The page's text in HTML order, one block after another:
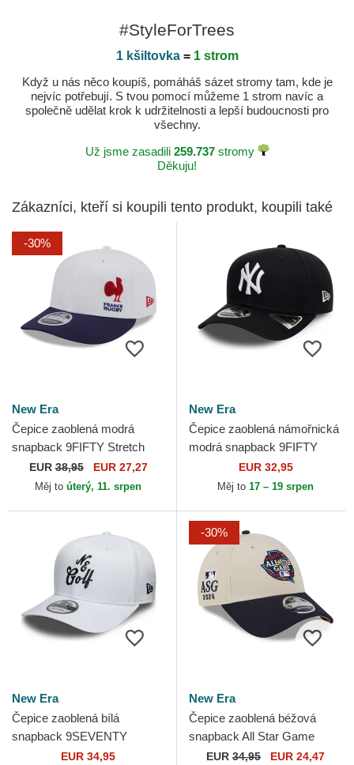
#StyleForTrees
1 kšiltovka= 1 strom
Když u nás něco koupíš, pomáháš sázet stromy tam, kde je
nejvíc potřebují. S tvou pomocí můžeme 1 strom navíc a
společně udělat krok k udržitelnosti a lepší budoucnosti pro
všechny.
Už jsme zasadili 259.737stromy
Děkuju!
Zákazníci, kteří si koupili tento produkt, koupili také
-30%
New Era
Čepice zaoblená modrá
snapback 9FIFTY Stretch
Snap Flawless French Rugby
Federation FFR New Era
EUR38,95 EUR 27,27
Měj to úterý, 11. srpen
New Era
Čepice zaoblená námořnická
modrá snapback 9FIFTY
Stretch Snap New York
Yankees MLB New Era
EUR 32,95
Měj to 17 – 19 srpen
New Era
Čepice zaoblená bílá
snapback 9SEVENTY
Stretch Snap Technical Golf
EUR 34,95
-30%
New Era
Čepice zaoblená béžová
snapback All Star Game
9FORTY Stretch Snap Fan
EUR 34,95 EUR 24,47